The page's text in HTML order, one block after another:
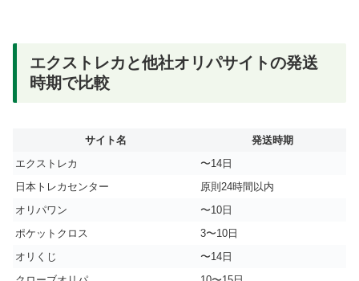
エクストレカと他社オリパサイトの発送
時期で比較
サイト名
発送時期
エクストレカ
〜14日
日本トレカセンター
原則24時間以内
オリパワン
〜10日
ポケットクロス
3〜10日
オリくじ
〜14日